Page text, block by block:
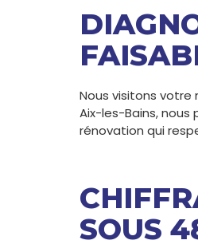
Nous visitons votre
Aix-les-Bains,
rénovation qui
SOUS